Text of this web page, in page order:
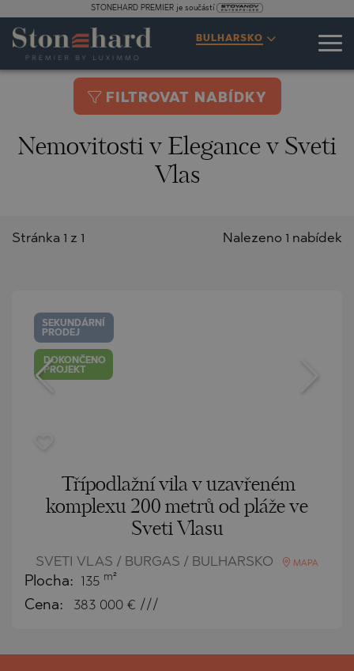
STONEHARD PREMIER je součástí
BULHARSKO
FILTROVAT NABÍDKY
Nemovitosti v Elegance v Sveti
Vlas
Nalezeno 1 nabídek
Stránka 1 z 1
SEKUNDÁRNÍ
PRODEJ
DOKONČENO
PROJEKT
Třípodlažní vila v uzavřeném
komplexu 200 metrů od pláže ve
Sveti Vlasu
SVETI VLAS / BURGAS / BULHARSKO MAPA
Plocha: 135 m²
Cena: 383 000 € ///